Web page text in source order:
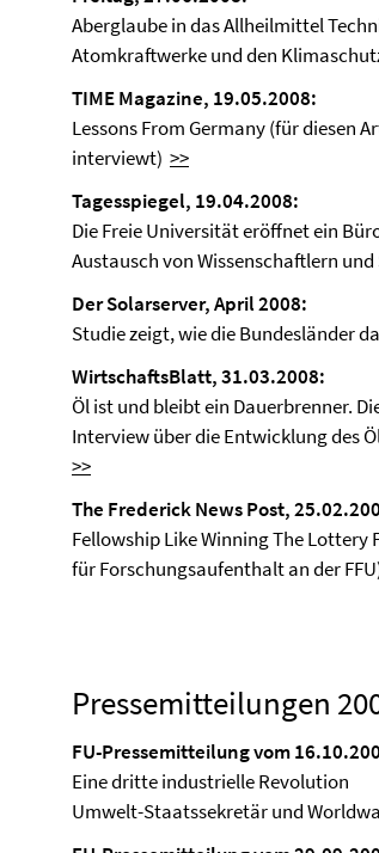
Aberglaube in das Allheilmittel
Atomkraftwerke und den
TIME Magazine, 19.05.2008:
Lessons From Germany (für diesen
interviewt) >>
Tagesspiegel, 19.04.2008:
Die Freie Universität eröffnet ein
Austausch von Wissenschaftlern
Der Solarserver, April 2008:
Studie zeigt, wie die Bundesländer
WirtschaftsBlatt, 31.03.2008:
Öl ist und bleibt ein Dauerbrenner.
Interview über die Entwicklung des
>>
The Frederick News Post,
Fellowship Like Winning The
für Forschungsaufenthalt an der
Pressemitteilungen
FU-Pressemitteilung vom
Eine dritte industrielle Revolution
Umwelt-Staatssekretär und